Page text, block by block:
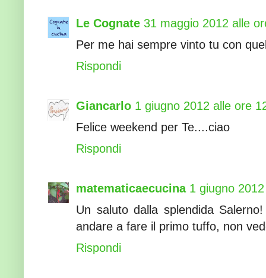
Le Cognate 31 maggio 2012 alle
Per me hai sempre vinto tu con
Rispondi
Giancarlo 1 giugno 2012 alle ore
Felice weekend per Te....ciao
Rispondi
matematicaecucina 1 giugno
Un saluto dalla splendida
andare a fare il primo tuffo, non
Rispondi